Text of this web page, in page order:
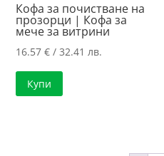
Кофа за почистване на
прозорци | Кофа за
мече за витрини
16.57€ / 32.41 лв.
Купи